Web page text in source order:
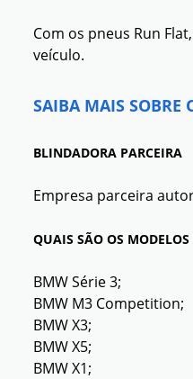
Com os pneus Run
veículo.
SAIBA MAIS SOBRE
BLINDADORA PARCEIRA
Empresa parceira
QUAIS SÃO OS
BMW Série 3;
BMW M3 Competition;
BMW X3;
BMW X5;
BMW X1;